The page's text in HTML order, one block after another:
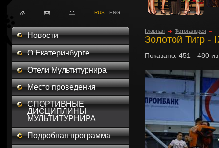
RUS ENG
Новости
О Екатеринбурге
Отели Мультитурнира
Место проведения
СПОРТИВНЫЕ
ДИСЦИПЛИНЫ
МУЛЬТИТУРНИРА
Подробная программа
Главная Фотогалерея
Золотой Тигр -
Показано: 451—480